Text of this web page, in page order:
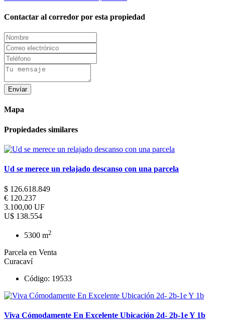
Contactar al corredor por esta propiedad
Envíar
Mapa
Propiedades similares
Ud se merece un relajado descanso con una parcela
$ 126.618.849
€ 120.237
3.100,00 UF
U$ 138.554
5300 m2
Parcela en Venta
Curacaví
Código: 19533
Viva Cómodamente En Excelente Ubicación 2d- 2b-1e Y 1b